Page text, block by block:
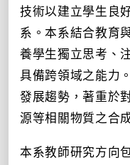
技術以建立學生良
系。本系結合教育
養學生獨立思考、
具備跨領域之能力
發展趨勢，著重於
源等相關物質之合
本系教師研究方向